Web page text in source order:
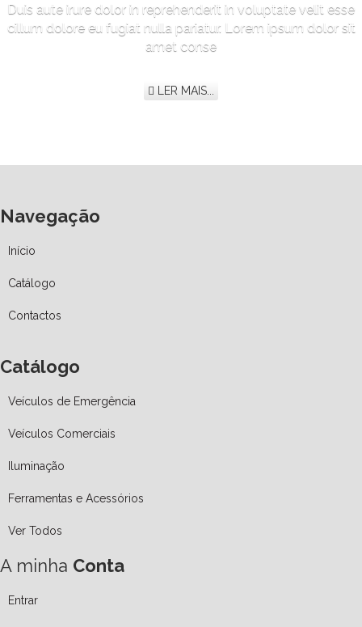
Duis aute irure dolor in reprehenderit in voluptate velit esse
cillum dolore eu fugiat nulla pariatur. Lorem ipsum dolor sit
amet conse
LER MAIS...
Navegação
Início
Catálogo
Contactos
Catálogo
Veículos de Emergência
Veículos Comerciais
Iluminação
Ferramentas e Acessórios
Ver Todos
A minha Conta
Entrar